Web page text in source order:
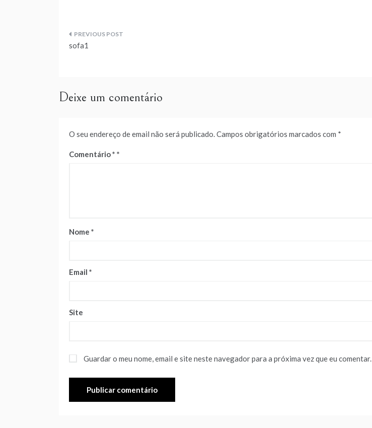
Navegação
sofa1
Deixe um comentário
O seu endereço de email não será publicado.Campos obrigatórios marcados com *
Comentário*
Nome *
Email *
Site
Guardar o meu nome, email e site neste navegador para a próxima vez que eu comentar.